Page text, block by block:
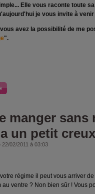
Elle vous raconte toute
je vous invite à
avez la possibilité de me
".
manger sans
un petit
22/02/2011 à 03:03
régime il peut vous arriver
au ventre ? Non bien sûr ! Vous